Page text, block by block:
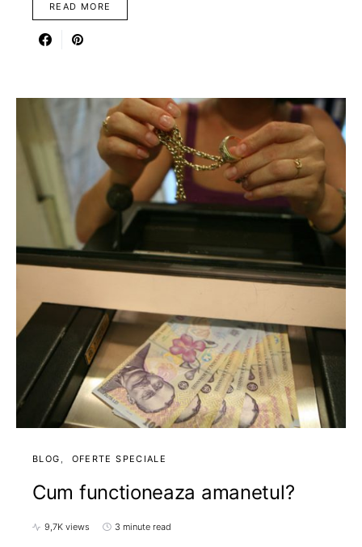
READ MORE
BLOG OFERTE SPECIALE
Cum functioneaza amanetul?
9,7K views 3 minute read